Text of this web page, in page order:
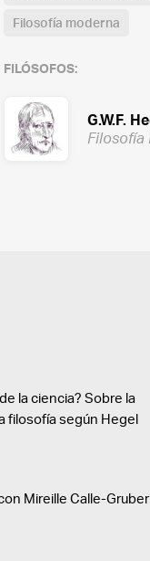
Filosofía moderna
FILÓSOFOS:
G.W.F.
Filosofía
la ciencia? Sobre la
filosofía según Hegel
Mireille Calle-Gruber